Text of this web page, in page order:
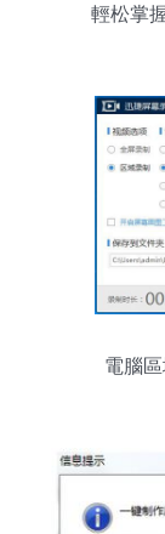
輕松掌
電腦